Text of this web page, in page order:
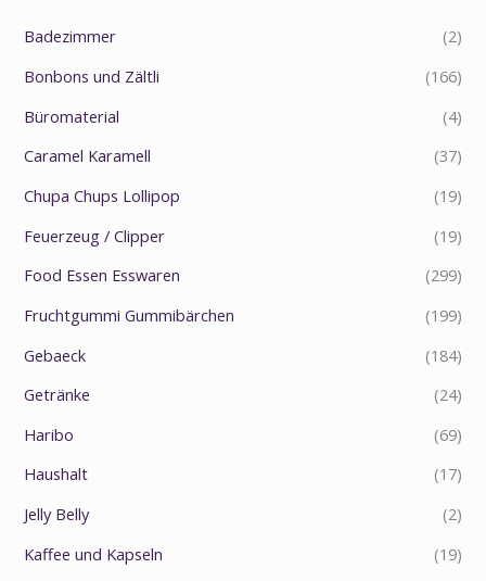
Badezimmer
(2)
Bonbons und Zältli
(166)
Büromaterial
(4)
Caramel Karamell
(37)
Chupa Chups Lollipop
(19)
Feuerzeug / Clipper
(19)
Food Essen Esswaren
(299)
Fruchtgummi Gummibärchen
(199)
Gebaeck
(184)
Getränke
(24)
Haribo
(69)
Haushalt
(17)
Jelly Belly
(2)
Kaffee und Kapseln
(19)